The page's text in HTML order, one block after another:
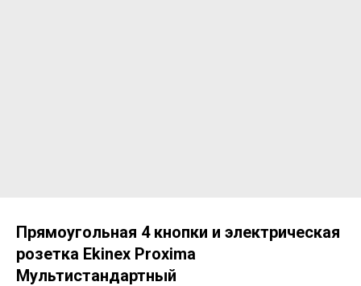
Прямоугольная 4 кнопки и электрическая
розетка Ekinex Proxima
Мультистандартный